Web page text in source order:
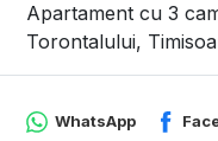
Apartament cu 3
Torontalului,
WhatsApp